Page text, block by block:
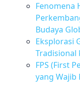
Fenomena
Budaya
Eksplorasi
Tradisional
FPS (First
yang Wajib